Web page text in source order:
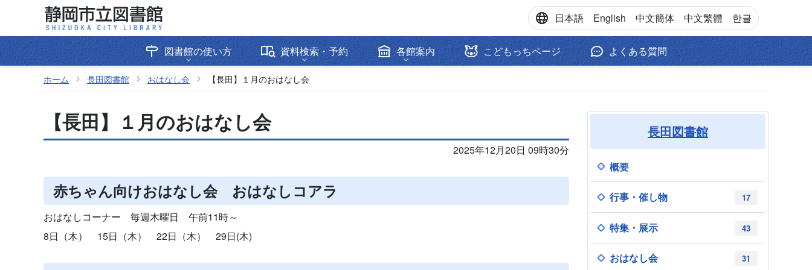
日本語 English 中文簡体 中文繁體 한글
図書館の使い方 資料検索・予約 各館案内 こどもっちページ よくある質問
ホーム 長田図書館 おはなし会 【長田】１月のおはなし会
【長田】１月のおはなし会
2025年12月20日 09時30分
赤ちゃん向けおはなし会 おはなしコアラ
おはなしコーナー 毎週木曜日 午前11時～
8日（木） 15日（木） 22日（木） 29日(木)
長田図書館
概要
17
行事・催し物
43
特集・展示
31
おはなし会